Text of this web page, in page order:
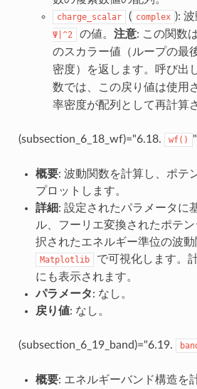
charge_scalar ( complex ):
Ψ|^2
の値。 注意: この関数
のスカラー値（ループの最
密度）を返します。呼び出
数では、この戻り値は使用
率密度が配列として再計算
(subsection_6_18_wf)="6.18. wf() "
概要: 波動関数を計算し、ポテ
プロットします。
詳細: 設定されたパラメータに
ル、フーリエ変換されたポテ
択されたエネルギー準位の波動
Matplotlib
で可視化します。
にも表示されます。
パラメータ: なし。
戻り値: なし。
(subsection_6_19_band)="6.19.
概要: エネルギーバンド構造を